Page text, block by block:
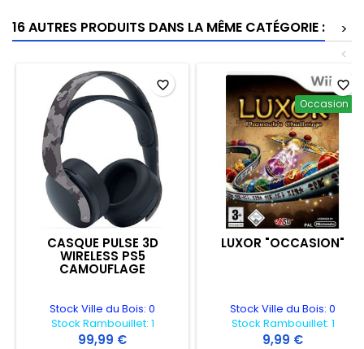
16 AUTRES PRODUITS DANS LA MÊME CATÉGORIE :
>
<
CASQUE PULSE 3D
WIRELESS PS5
CAMOUFLAGE
Stock Ville du Bois: 0
Stock Rambouillet: 1
99,99 €
favorite_border
Occasion
LUXOR "OCCASION"
Stock Ville du Bois: 0
Stock Rambouillet: 1
9,99 €
favorite_border